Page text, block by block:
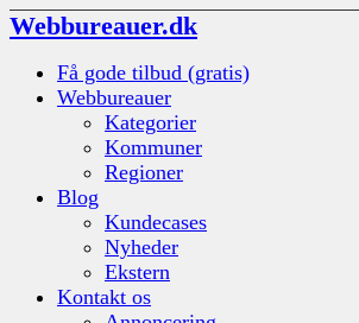
Webbureauer.dk
Få gode tilbud (gratis)
Webbureauer
Kategorier
Kommuner
Regioner
Blog
Kundecases
Nyheder
Ekstern
Kontakt os